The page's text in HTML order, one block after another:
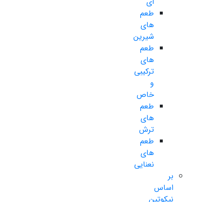
طعم
های
شیرین
طعم
های
ترکیبی
و
خاص
طعم
های
ترش
طعم
های
نعنایی
بر
اساس
نیکوتین